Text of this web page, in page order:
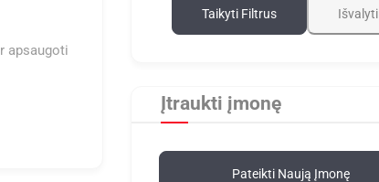
apsaugoti
Taikyti Filtrus Išvalyti
Įtraukti įmonę
Pateikti Naują Įmonę